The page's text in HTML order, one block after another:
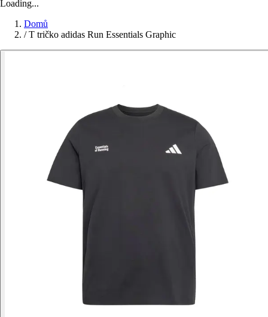
Loading...
Domů
/ T tričko adidas Run Essentials Graphic